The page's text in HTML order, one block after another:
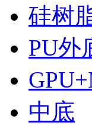
硅树
PU外
中底